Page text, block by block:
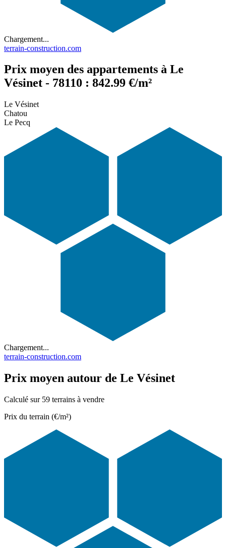
Chargement...
terrain-construction.com
Prix moyen des appartements à Le
Vésinet - 78110 : 842.99 €/m²
Le Vésinet
Chatou
Le Pecq
Chargement...
terrain-construction.com
Prix moyen autour de Le Vésinet
Calculé sur 59 terrains à vendre
Prix du terrain (€/m²)